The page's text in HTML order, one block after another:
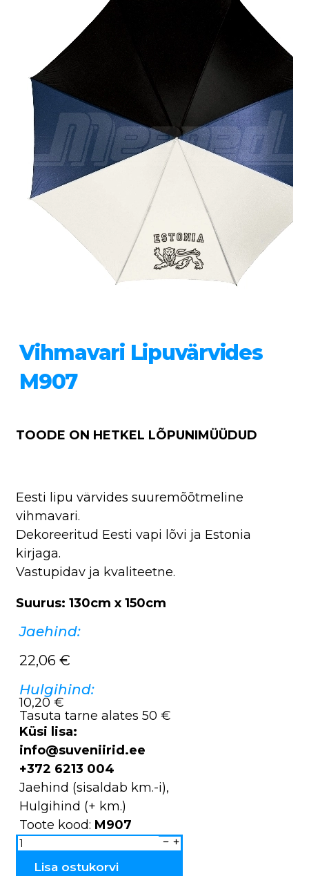
Vihmavari Lipuvärvides
M907
TOODE ON HETKEL LÕPUNIMÜÜDUD
Eesti lipu värvides suuremõõtmeline
vihmavari.
Dekoreeritud Eesti vapi lõvi ja Estonia
kirjaga.
Vastupidav ja kvaliteetne.
Suurus: 130cm x 150cm
Jaehind:
22,06 €
Hulgihind:
10,20 €
Tasuta tarne alates 50 €
Küsi lisa:
info@suveniirid.ee
+372 6213 004
Jaehind (sisaldab km.-i),
Hulgihind (+ km.)
Toote kood: M907
Vihmavari
lipuvärvides
M907
Lisa ostukorvi